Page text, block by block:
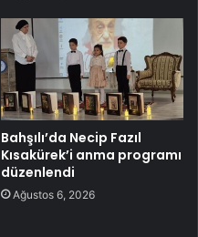
Bahşılı’da Necip Fazıl
Kısakürek’i anma programı
düzenlendi
Ağustos 6, 2026